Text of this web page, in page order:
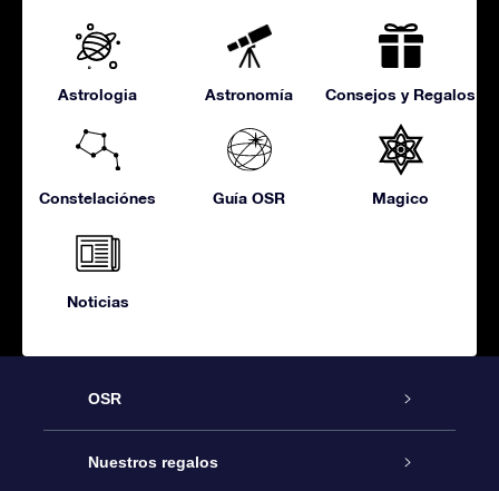
Astrologia Astronomía Consejos y Regalos
Constelaciónes Guía OSR Magico
Noticias
OSR
Atención
Nuestros regalos